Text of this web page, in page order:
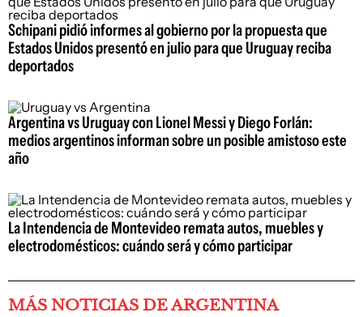
Schipani pidió informes al gobierno por la propuesta que
Estados Unidos presentó en julio para que Uruguay reciba
deportados
Argentina vs Uruguay con Lionel Messi y Diego Forlán:
medios argentinos informan sobre un posible amistoso este
año
La Intendencia de Montevideo remata autos, muebles y
electrodomésticos: cuándo será y cómo participar
MÁS NOTICIAS DE ARGENTINA